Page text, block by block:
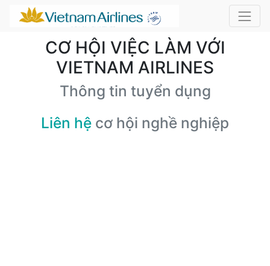
CƠ HỘI VIỆC LÀM VỚI
VIETNAM AIRLINES
Thông tin tuyển dụng
Liên hệ cơ hội nghề nghiệp